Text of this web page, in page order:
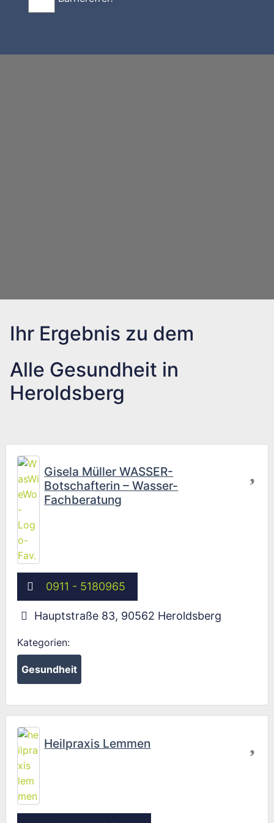
Ihr Ergebnis zu dem
Alle Gesundheit in
Heroldsberg
Gisela Müller WASSER-
Botschafterin – Wasser-
Fachberatung
0911 - 5180965
Hauptstraße 83, 90562 Heroldsberg
Kategorien:
Gesundheit
Heilpraxis Lemmen